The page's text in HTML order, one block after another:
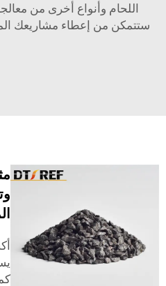
اللحام وأنواع أخرى من
ستتمكن من إعطاء مشاريعك